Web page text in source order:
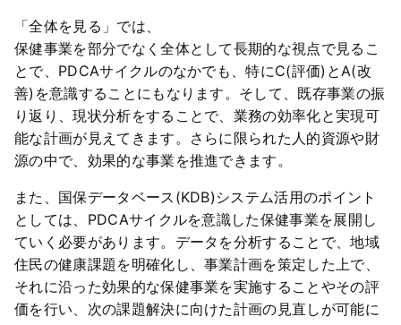
「全体を見る」では、
保健事業を部分でなく全体として長期的な視点で見るこ
とで、PDCAサイクルのなかでも、特にC(評価)とA(改
善)を意識することにもなります。そして、既存事業の振
り返り、現状分析をすることで、業務の効率化と実現可
能な計画が見えてきます。さらに限られた人的資源や財
源の中で、効果的な事業を推進できます。
また、国保データベース(KDB)システム活用のポイント
としては、PDCAサイクルを意識した保健事業を展開し
ていく必要があります。データを分析することで、地域
住民の健康課題を明確化し、事業計画を策定した上で、
それに沿った効果的な保健事業を実施することやその評
価を行い、次の課題解決に向けた計画の見直しが可能に